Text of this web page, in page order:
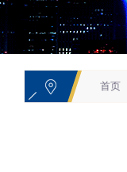
1
首页